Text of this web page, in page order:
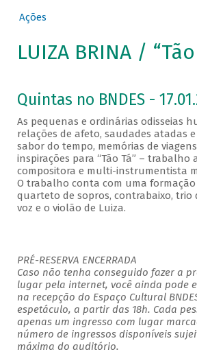
Ações
LUIZA BRINA /
Quintas no BNDES -
As pequenas e ordinárias odisseias
relações de afeto, saudades atadas
sabor do tempo, memórias de
inspirações para “Tão Tá” –
compositora e multi-instrumentista
O trabalho conta com uma
quarteto de sopros, contrabaixo, trio
voz e o violão de Luiza.
PRÉ-RESERVA ENCERRADA
Caso não tenha conseguido fazer a
lugar pela internet, você ainda pode
na recepção do Espaço Cultural
espetáculo, a partir das 18h. Cada
apenas um ingresso com lugar
número de ingressos disponíveis
máxima do auditório.